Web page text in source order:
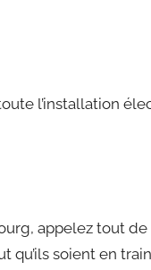
l’installation
appelez tout de
qu’ils soient en